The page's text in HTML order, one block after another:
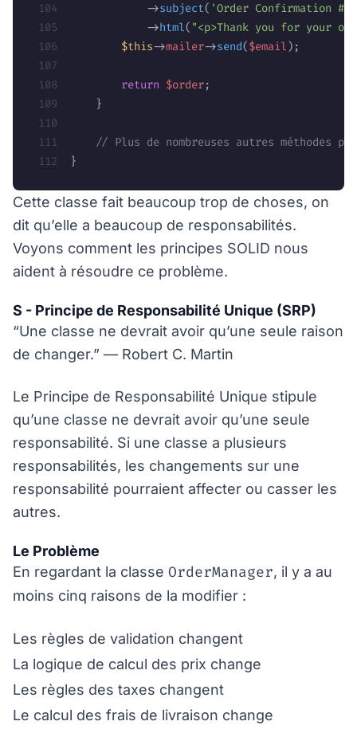
            ->
subject( 'Order Confirmation #'
            ->
html( "<p>Thank you for your
        $this
->mailer->send($email);
        return
$order;
    }
// Plus de nombreuses autres méthodes
}
Cette classe fait beaucoup trop de choses, on
dit qu’elle a beaucoup de responsabilités.
Voyons comment les principes SOLID nous
aident à résoudre ce problème.
S - Principe de Responsabilité Unique (SRP)
“Une classe ne devrait avoir qu’une seule raison
de changer.” — Robert C. Martin
Le Principe de Responsabilité Unique stipule
qu’une classe ne devrait avoir qu’une seule
responsabilité. Si une classe a plusieurs
responsabilités, les changements sur une
responsabilité pourraient affecter ou casser les
autres.
Le Problème
En regardant la classe OrderManager, il y a au
moins cinq raisons de la modifier :
Les règles de validation changent
La logique de calcul des prix change
Les règles des taxes changent
Le calcul des frais de livraison change